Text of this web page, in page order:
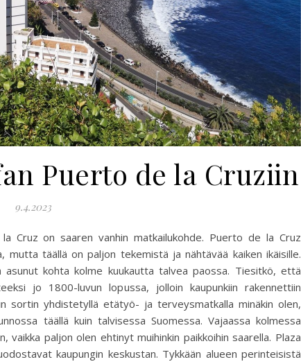
Puerto de la Cruziin
9.4.2023
Cruz on saaren vanhin matkailukohde. Puerto de la Cruz
mutta täällä on paljon tekemistä ja nähtävää kaiken ikäisille.
kohta kolme kuukautta talvea paossa. Tiesitkö, että
jo 1800-luvun lopussa, jolloin kaupunkiin rakennettiin
sortin yhdistetyllä etätyö- ja terveysmatkalla minäkin olen,
täällä kuin talvisessa Suomessa. Vajaassa kolmessa
vaikka paljon olen ehtinyt muihinkin paikkoihin saarella. Plaza
kaupungin keskustan. Tykkään alueen perinteisistä